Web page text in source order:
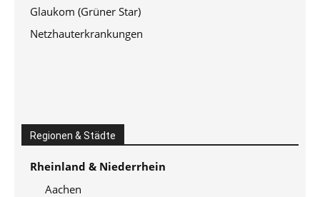
Glaukom (Grüner Star)
Netzhauterkrankungen
Regionen & Städte
Rheinland & Niederrhein
Aachen